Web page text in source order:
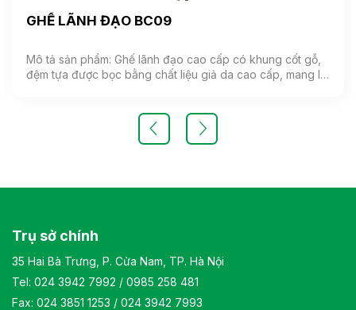
GHẾ LÃNH ĐẠO BC09
Mô tả sản phẩm: Ghế lãnh đạo cao cấp có khung cốt gỗ,
đệm tựa được bọc bằng chất liệu giả da cao cấp, mang lại
bảo tính bền vững và thẩm mỹ.( Sản phẩm nhập khẩu )
Màu sắc: Tùy chọn Chất liệu: Ghế lãnh đạo cao cấp có
Trụ sở chính
35 Hai Bà Trưng, P. Cửa Nam, TP. Hà Nội
Tel: 024 3942 7992 / 0985 258 481
Fax: 024 3851 1253 / 024 3942 7993